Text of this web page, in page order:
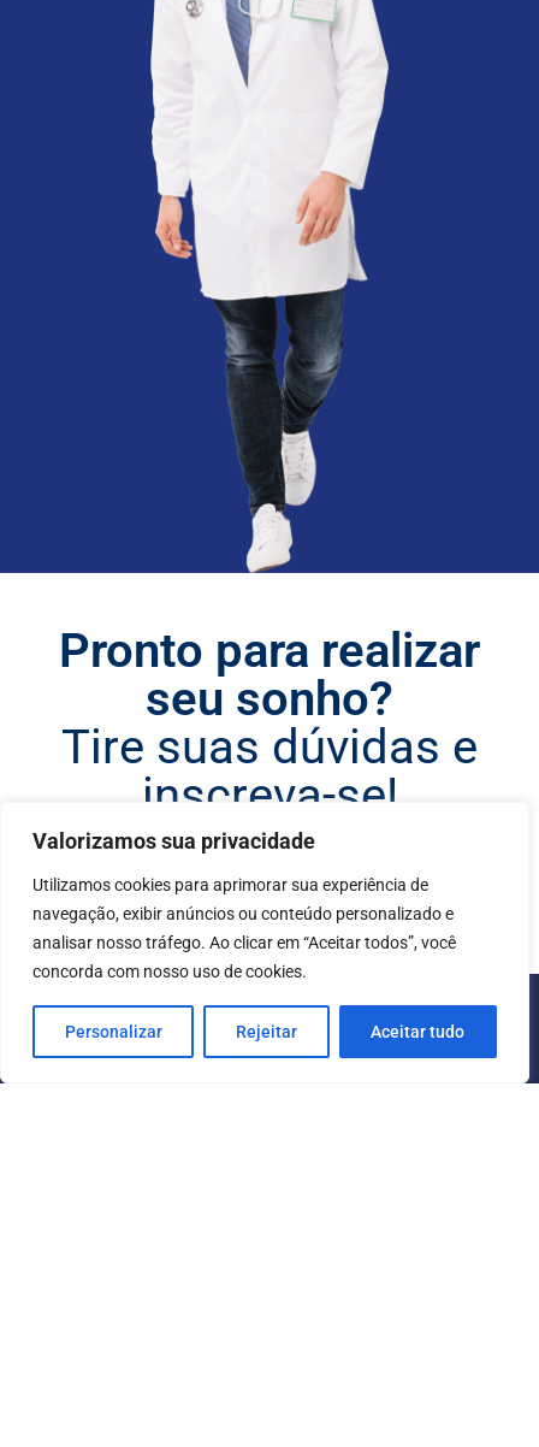
Valorizamos sua privacidade
Utilizamos cookies para aprimorar sua experiência de
navegação, exibir anúncios ou conteúdo personalizado e
analisar nosso tráfego. Ao clicar em “Aceitar todos”, você
concorda com nosso uso de cookies.
Personalizar Rejeitar Aceitar tudo
Pronto para realizar
seu sonho?
Tire suas dúvidas e
inscreva-se!
Atendimento